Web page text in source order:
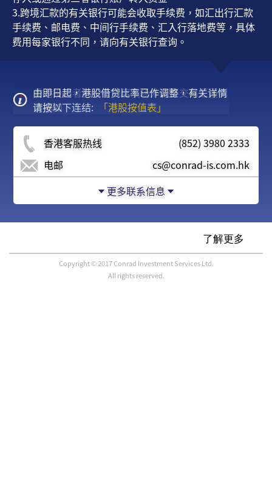
3.跨境汇款的有关银行可能会收取手续费，如汇出行汇款
手续费、邮电费、中间行手续费、汇入行落地费等，具体
费用每家银行不同，请向有关银行查询。
美股交易冬令时间调整通知
由即日起，港股借贷比率已作调整，有关详情
请按以下连结:
「港股按值表」
香港投资者标识符制度及场外证券交易汇报制
度通知
香港客服热线
(852) 3980 2333
电邮
cs@conrad-is.com.hk
更多联系信息
Copyright © 2017 Conrad Investment Services Ltd.
All rights reserved.